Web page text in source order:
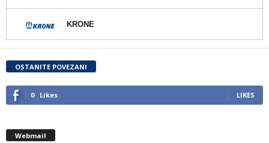
KRONE
OSTANITE POVEZANI
0 Likes LIKES
Webmail